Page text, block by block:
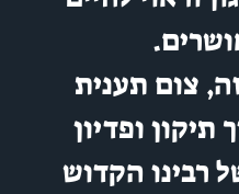
תענית
ופדיון
הקדוש